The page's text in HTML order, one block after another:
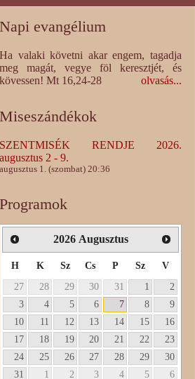
Napi evangélium
Ha valaki követni akar engem, tagadja
meg magát, vegye föl keresztjét, és
kövessen! Mt 16,24-28
olvasás...
Miseszándékok
SZENTMISÉK RENDJE 2026.
augusztus 2 - 9.
augusztus 1. (szombat) 20:36
Programok
2026 Augusztus
H K Sz Cs P Sz
V
27
28 29 30 31 1
2
3
4 5 6 7 8
9
10
11 12 13 14 15
16
17
18 19 20 21 22
23
24
25 26 27 28 29
30
31
1 2 3 4 5 6